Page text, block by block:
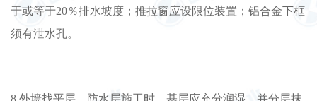
于或等于20％排水坡度；推拉窗应设限位装置；铝合金下框
须有泄水孔。
8.外墙找平层、防水层施工时，基层应充分润湿，并分层抹